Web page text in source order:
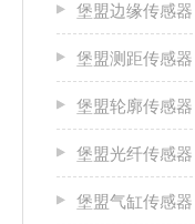
堡盟边缘传感器
堡盟测距传感器
堡盟轮廓传感器
堡盟光纤传感器
堡盟气缸传感器